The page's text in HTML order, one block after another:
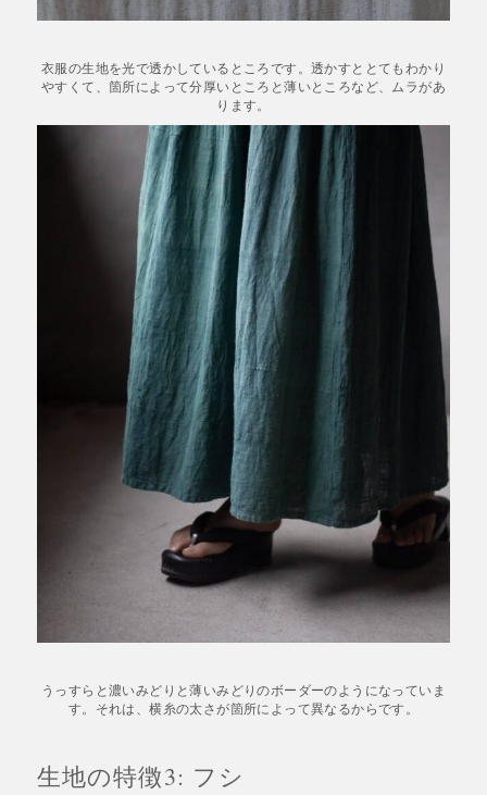
衣服の生地を光で透かしているところです。透かすととてもわかり
やすくて、箇所によって分厚いところと薄いところなど、ムラがあ
ります。
うっすらと濃いみどりと薄いみどりのボーダーのようになっていま
す。それは、横糸の太さが箇所によって異なるからです。
生地の特徴3: フシ